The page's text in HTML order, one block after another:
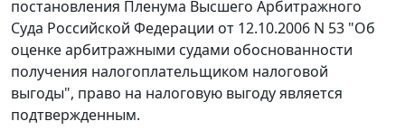
постановления Пленума Высшего Арбитражного
Суда Российской Федерации от 12.10.2006 N 53 "Об
оценке арбитражными судами обоснованности
получения налогоплательщиком налоговой
выгоды", право на налоговую выгоду является
подтвержденным.